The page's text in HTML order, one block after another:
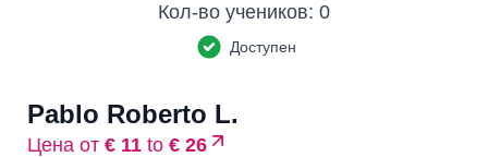
Кол-во учеников: 0
Доступен
Pablo Roberto L.
Цена от € 11 to € 26